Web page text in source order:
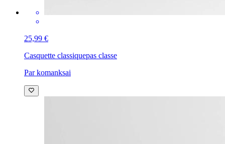
25,99 €
Casquette classiquepas classe
Par komanksai